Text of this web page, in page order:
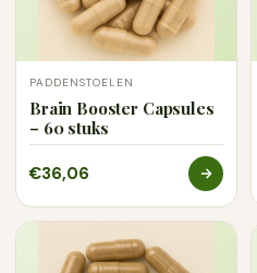
PADDENSTOELEN
Brain Booster Capsules
– 60 stuks
€36,06